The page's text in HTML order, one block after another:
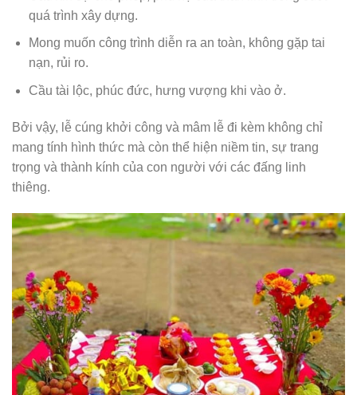
quá trình xây dựng.
Mong muốn công trình diễn ra an toàn, không gặp tai
nạn, rủi ro.
Cầu tài lộc, phúc đức, hưng vượng khi vào ở.
Bởi vậy, lễ cúng khởi công và mâm lễ đi kèm không chỉ
mang tính hình thức mà còn thể hiện niềm tin, sự trang
trọng và thành kính của con người với các đấng linh
thiêng.